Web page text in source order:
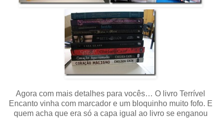
Agora com mais detalhes para vocês… O livro Terrível
Encanto vinha com marcador e um bloquinho muito fofo. E
quem acha que era só a capa igual ao livro se enganou